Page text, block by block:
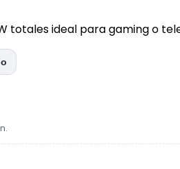
totales ideal para gaming o